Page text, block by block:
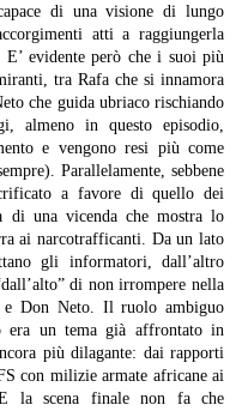
di una visione di lungo
atti a raggiungerla
evidente però che i suoi più
tra Rafa che si innamora
che guida ubriaco rischiando
almeno in questo episodio,
e vengono resi più come
Parallelamente, sebbene
a favore di quello dei
di una vicenda che mostra lo
ai narcotrafficanti. Da un lato
gli informatori, dall’altro
di non irrompere nella
e Don Neto. Il ruolo ambiguo
era un tema già affrontato in
più dilagante: dai rapporti
con milizie armate africane ai
la scena finale non fa che